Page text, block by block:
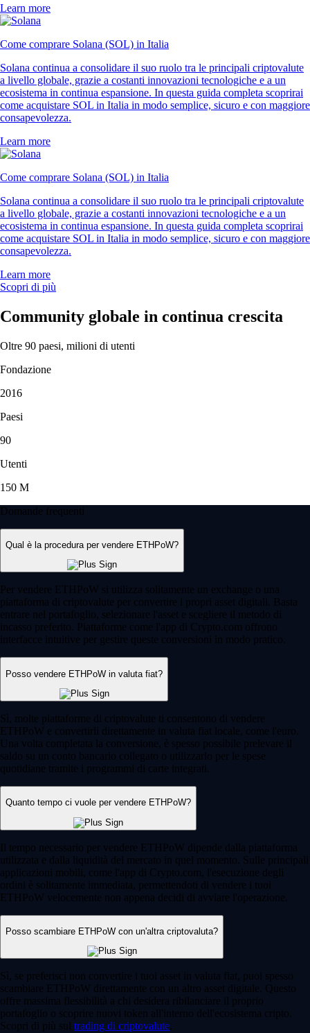
Learn more
Come comprare Solana (SOL) in Italia
Solana continua a consolidare il suo ruolo tra le principali criptovalute
a livello globale, grazie a costanti innovazioni tecnologiche e a un
ecosistema in continua espansione. In questa guida completa scoprirai
come acquistare SOL in Italia in modo semplice, sicuro e con maggiore
consapevolezza.
Learn more
Come comprare Solana (SOL) in Italia
Solana continua a consolidare il suo ruolo tra le principali criptovalute
a livello globale, grazie a costanti innovazioni tecnologiche e a un
ecosistema in continua espansione. In questa guida completa scoprirai
come acquistare SOL in Italia in modo semplice, sicuro e con maggiore
consapevolezza.
Learn more
Scopri di più
Community globale in continua crescita
Oltre 90 paesi, milioni di utenti
Fondazione
2016
Paesi
90
Utenti
150 M
Domande frequenti
Qual è la procedura per vendere ETHPoW?
Per vendere ETHPoW si utilizza solitamente un exchange o una
piattaforma di criptovalute per convertire i propri asset digitali. Basta
entrare nel portafoglio, selezionare l'asset e scegliere il metodo di
incasso preferito. Piattaforme come l'app di Crypto.com offrono
interfacce intuitive per gestire queste conversioni in modo pratico.
Posso vendere ETHPoW in valuta fiat?
Sì, molte piattaforme di criptovalute ti consentono di vendere
ETHPoW e convertirli direttamente in valuta fiat locale, come l'euro.
Una volta completata la conversione, è spesso possibile prelevare il
saldo su un conto bancario collegato o utilizzarlo per le spese
quotidiane tramite i programmi di carte integrati.
Quanto tempo ci vuole per vendere ETHPoW?
Il tempo necessario per vendere ETHPoW dipende dalla piattaforma
utilizzata e dalla liquidità del mercato in quel momento. Sulle principali
applicazioni mobili, come l'app di Crypto.com, l'esecuzione degli
ordini è solitamente immediata, permettendoti di vendere i tuoi
ETHPoW velocemente non appena decidi di avviare l'operazione.
Posso scambiare ETHPoW con un'altra criptovaluta?
Sì, se preferisci non convertire i tuoi asset in valuta fiat, puoi spesso
scambiare ETHPoW direttamente con un altro asset digitale. Questo
offre massima flessibilità a chi desidera ribilanciare il proprio
portafoglio o scoprire nuovi token all'interno dell'ecosistema cripto.
Scopri di più sul trading di criptovalute